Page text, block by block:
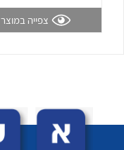
לכל מוצרי היצרן
צפייה במוצר